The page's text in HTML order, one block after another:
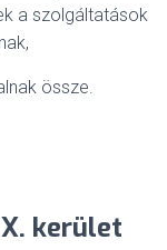
a szolgáltatások
össze.
kerület